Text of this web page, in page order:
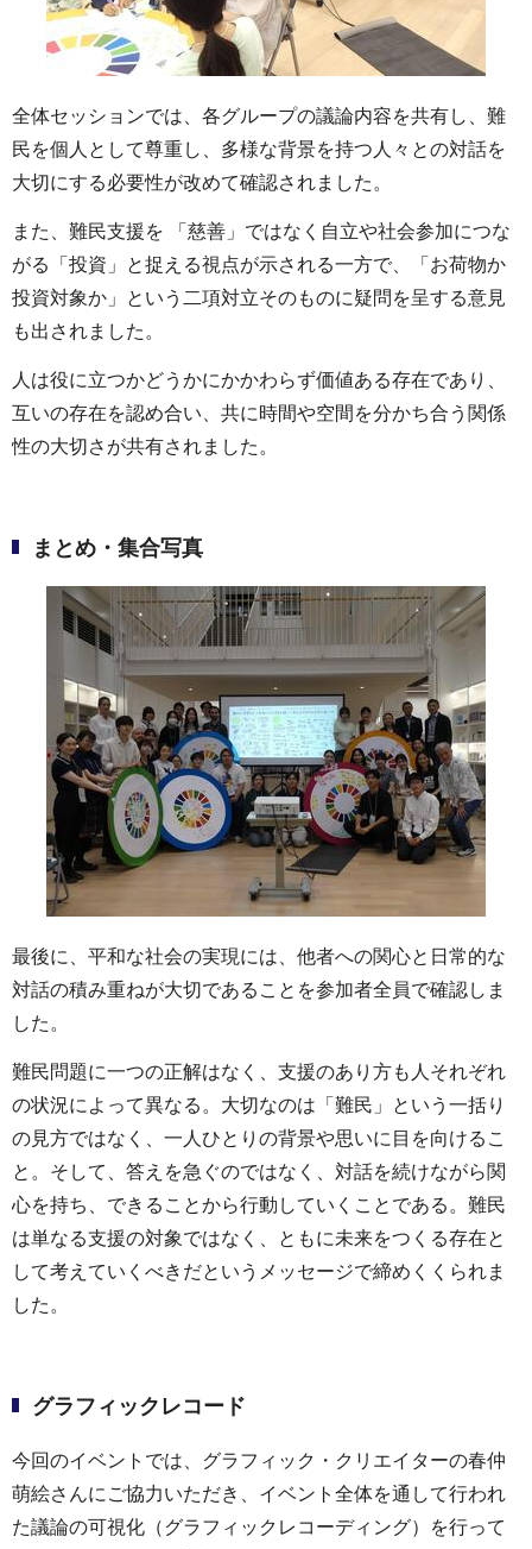
全体セッションでは、各グループの議論内容を共有し、難
民を個人として尊重し、多様な背景を持つ人々との対話を
大切にする必要性が改めて確認されました。
また、難民支援を 「慈善」ではなく自立や社会参加につな
がる「投資」と捉える視点が示される一方で、「お荷物か
投資対象か」という二項対立そのものに疑問を呈する意見
も出されました。
人は役に立つかどうかにかかわらず価値ある存在であり、
互いの存在を認め合い、共に時間や空間を分かち合う関係
性の大切さが共有されました。
まとめ・集合写真
最後に、平和な社会の実現には、他者への関心と日常的な
対話の積み重ねが大切であることを参加者全員で確認しま
した。
難民問題に一つの正解はなく、支援のあり方も人それぞれ
の状況によって異なる。大切なのは「難民」という一括り
の見方ではなく、一人ひとりの背景や思いに目を向けるこ
と。そして、答えを急ぐのではなく、対話を続けながら関
心を持ち、できることから行動していくことである。難民
は単なる支援の対象ではなく、ともに未来をつくる存在と
して考えていくべきだというメッセージで締めくくられま
した。
グラフィックレコード
今回のイベントでは、グラフィック・クリエイターの春仲
萌絵さんにご協力いただき、イベント全体を通して行われ
た議論の可視化（グラフィックレコーディング）を行って